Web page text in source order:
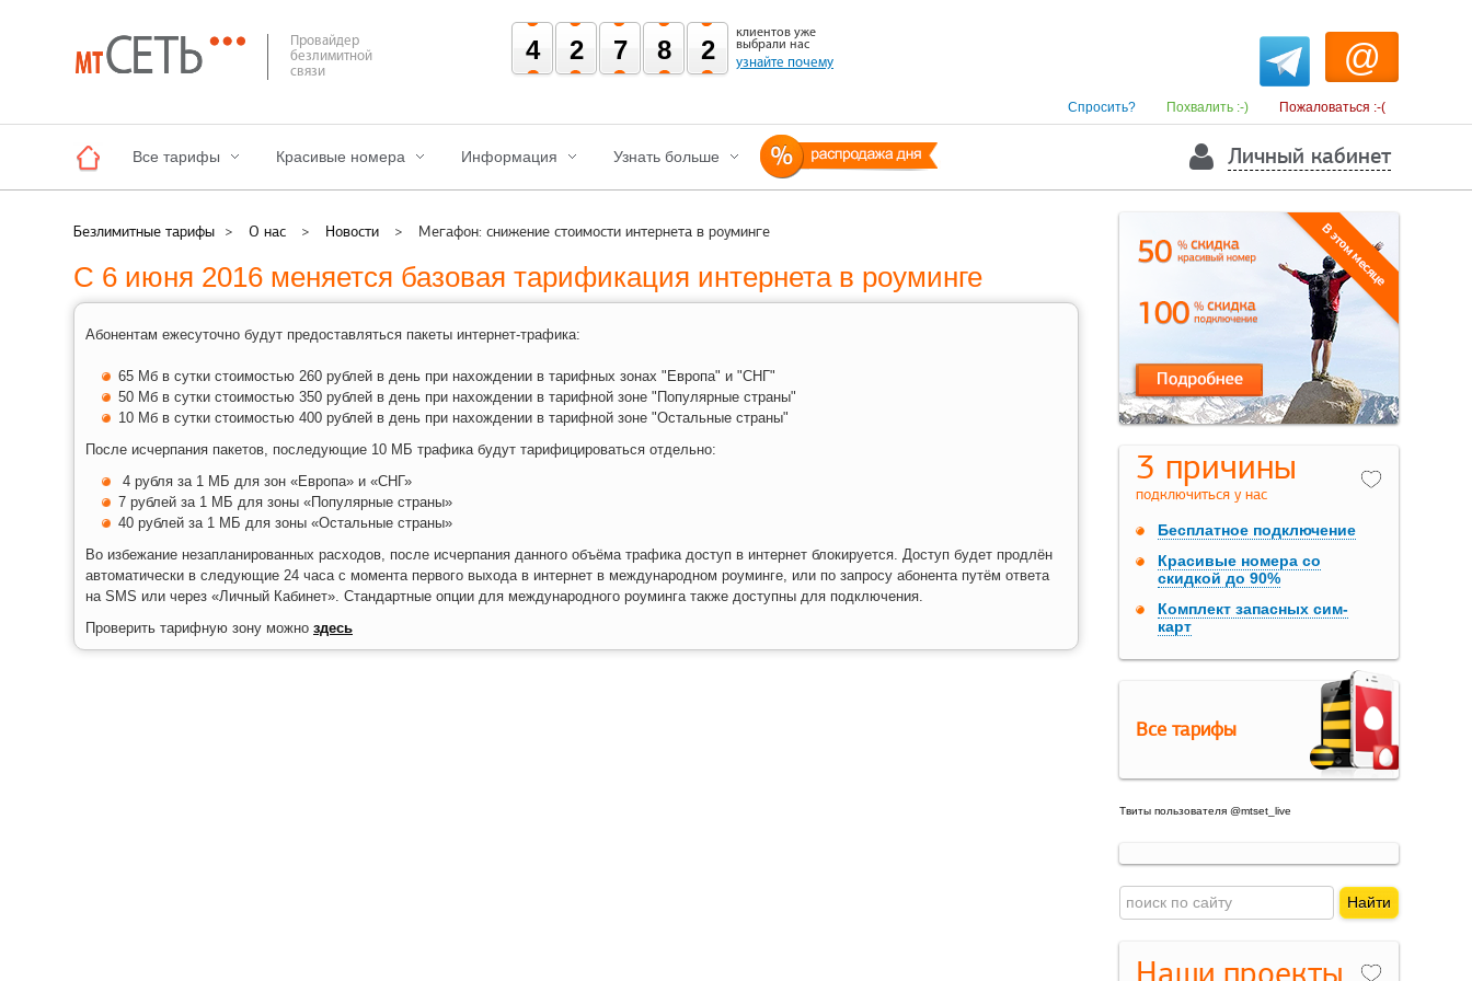
Провайдер
безлимитной
связи
42782
клиентов уже
выбрали нас
узнайте почему @
Спросить? Похвалить :-) Пожаловаться :-(
Все тарифы Красивые номера Информация Узнать больше Личный кабинет
Безлимитные тарифы > О нас > Новости > Мегафон: снижение стоимости интернета в роуминге
С 6 июня 2016 меняется базовая тарификация интернета в роуминге
Абонентам ежесуточно будут предоставляться пакеты интернет-трафика:
65 Мб в сутки стоимостью 260 рублей в день при нахождении в тарифных зонах "Европа" и "СНГ"
50 Мб в сутки стоимостью 350 рублей в день при нахождении в тарифной зоне "Популярные страны"
10 Мб в сутки стоимостью 400 рублей в день при нахождении в тарифной зоне "Остальные страны"
После исчерпания пакетов, последующие 10 МБ трафика будут тарифицироваться отдельно:
4 рубля за 1 МБ для зон «Европа» и «СНГ»
7 рублей за 1 МБ для зоны «Популярные страны»
40 рублей за 1 МБ для зоны «Остальные страны»
Во избежание незапланированных расходов, после исчерпания данного объёма трафика доступ в интернет блокируется. Доступ будет продлён
автоматически в следующие 24 часа с момента первого выхода в интернет в международном роуминге, или по запросу абонента путём ответа
на SMS или через «Личный Кабинет». Стандартные опции для международного роуминга также доступны для подключения.
Проверить тарифную зону можно здесь
3 причины
подключиться у нас
Бесплатное подключение
Красивые номера со
скидкой до 90%
Комплект запасных сим-
карт
Все тарифы
Твиты пользователя @mtset_live
Наши проекты